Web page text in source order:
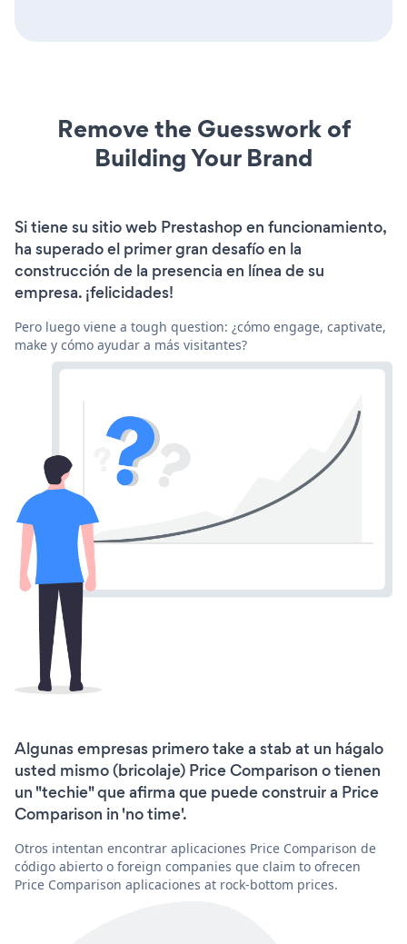
Remove the Guesswork of
Building Your Brand
Si tiene su sitio web Prestashop en funcionamiento,
ha superado el primer gran desafío en la
construcción de la presencia en línea de su
empresa. ¡felicidades!
Pero luego viene a tough question: ¿cómo engage, captivate,
make y cómo ayudar a más visitantes?
Algunas empresas primero take a stab at un hágalo
usted mismo (bricolaje) Price Comparison o tienen
un "techie" que afirma que puede construir a Price
Comparison in 'no time'.
Otros intentan encontrar aplicaciones Price Comparison de
código abierto o foreign companies que claim to ofrecen
Price Comparison aplicaciones at rock-bottom prices.